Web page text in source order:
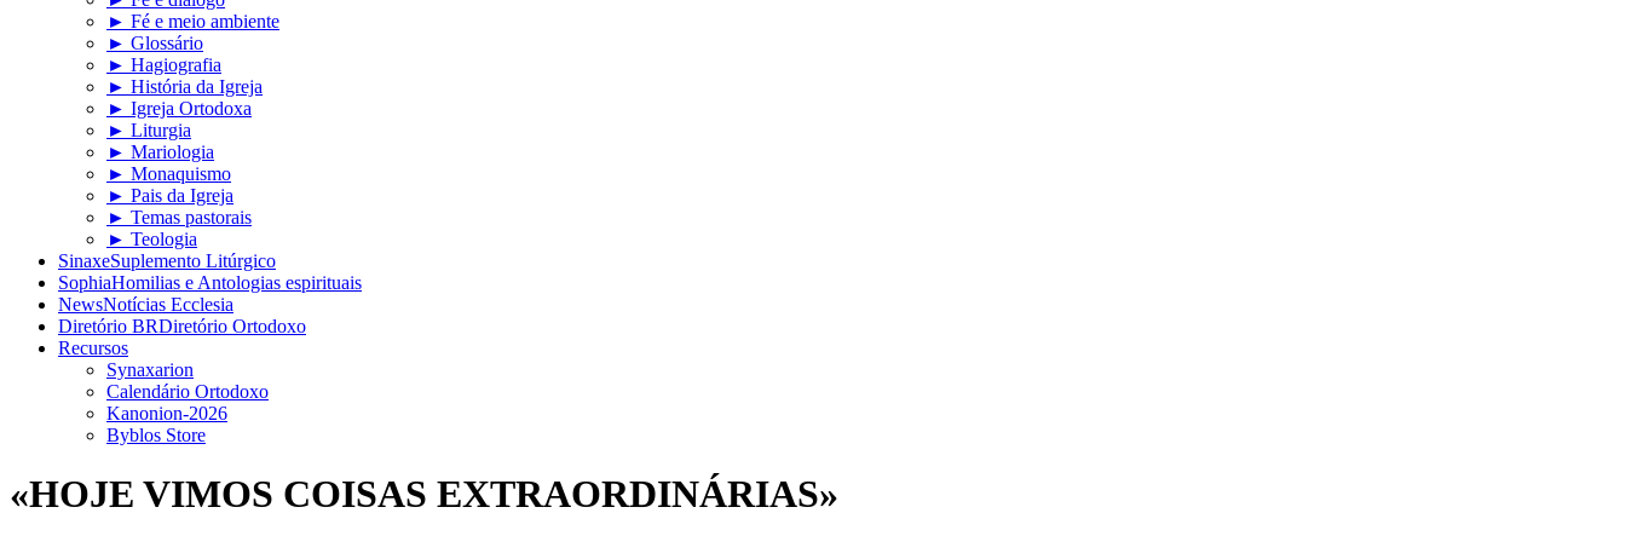
► Fé e meio ambiente
► Glossário
► Hagiografia
► História da Igreja
► Igreja Ortodoxa
► Liturgia
► Mariologia
► Monaquismo
► Pais da Igreja
► Temas pastorais
► Teologia
SinaxeSuplemento Litúrgico
SophiaHomilias e Antologias espirituais
NewsNotícias Ecclesia
Diretório BRDiretório Ortodoxo
Recursos
Synaxarion
Calendário Ortodoxo
Kanonion-2026
Byblos Store
«HOJE VIMOS COISAS EXTRAORDINÁRIAS»